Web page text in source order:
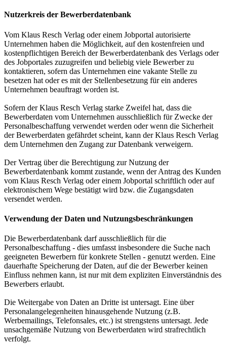
Nutzerkreis der Bewerberdatenbank
Vom Klaus Resch Verlag oder einem Jobportal autorisierte
Unternehmen haben die Möglichkeit, auf den kostenfreien und
kostenpflichtigen Bereich der Bewerberdatenbank des Verlags oder
des Jobportales zuzugreifen und beliebig viele Bewerber zu
kontaktieren, sofern das Unternehmen eine vakante Stelle zu
besetzen hat oder es mit der Stellenbesetzung für ein anderes
Unternehmen beauftragt worden ist.
Sofern der Klaus Resch Verlag starke Zweifel hat, dass die
Bewerberdaten vom Unternehmen ausschließlich für Zwecke der
Personalbeschaffung verwendet werden oder wenn die Sicherheit
der Bewerberdaten gefährdet scheint, kann der Klaus Resch Verlag
dem Unternehmen den Zugang zur Datenbank verweigern.
Der Vertrag über die Berechtigung zur Nutzung der
Bewerberdatenbank kommt zustande, wenn der Antrag des Kunden
vom Klaus Resch Verlag oder einem Jobportal schriftlich oder auf
elektronischem Wege bestätigt wird bzw. die Zugangsdaten
versendet werden.
Verwendung der Daten und Nutzungsbeschränkungen
Die Bewerberdatenbank darf ausschließlich für die
Personalbeschaffung - dies umfasst insbesondere die Suche nach
geeigneten Bewerbern für konkrete Stellen - genutzt werden. Eine
dauerhafte Speicherung der Daten, auf die der Bewerber keinen
Einfluss nehmen kann, ist nur mit dem expliziten Einverständnis des
Bewerbers erlaubt.
Die Weitergabe von Daten an Dritte ist untersagt. Eine über
Personalangelegenheiten hinausgehende Nutzung (z.B.
Werbemailings, Telefonsales, etc.) ist strengstens untersagt. Jede
unsachgemäße Nutzung von Bewerberdaten wird strafrechtlich
verfolgt.